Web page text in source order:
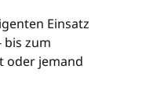
Einsatz
bis zum
oder jemand